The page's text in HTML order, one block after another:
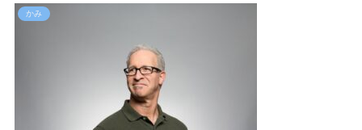
かみ